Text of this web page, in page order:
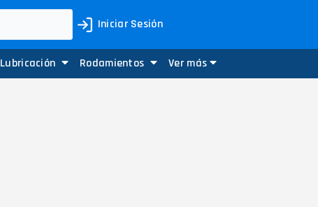
Iniciar Sesión
Lubricación Rodamientos Ver más